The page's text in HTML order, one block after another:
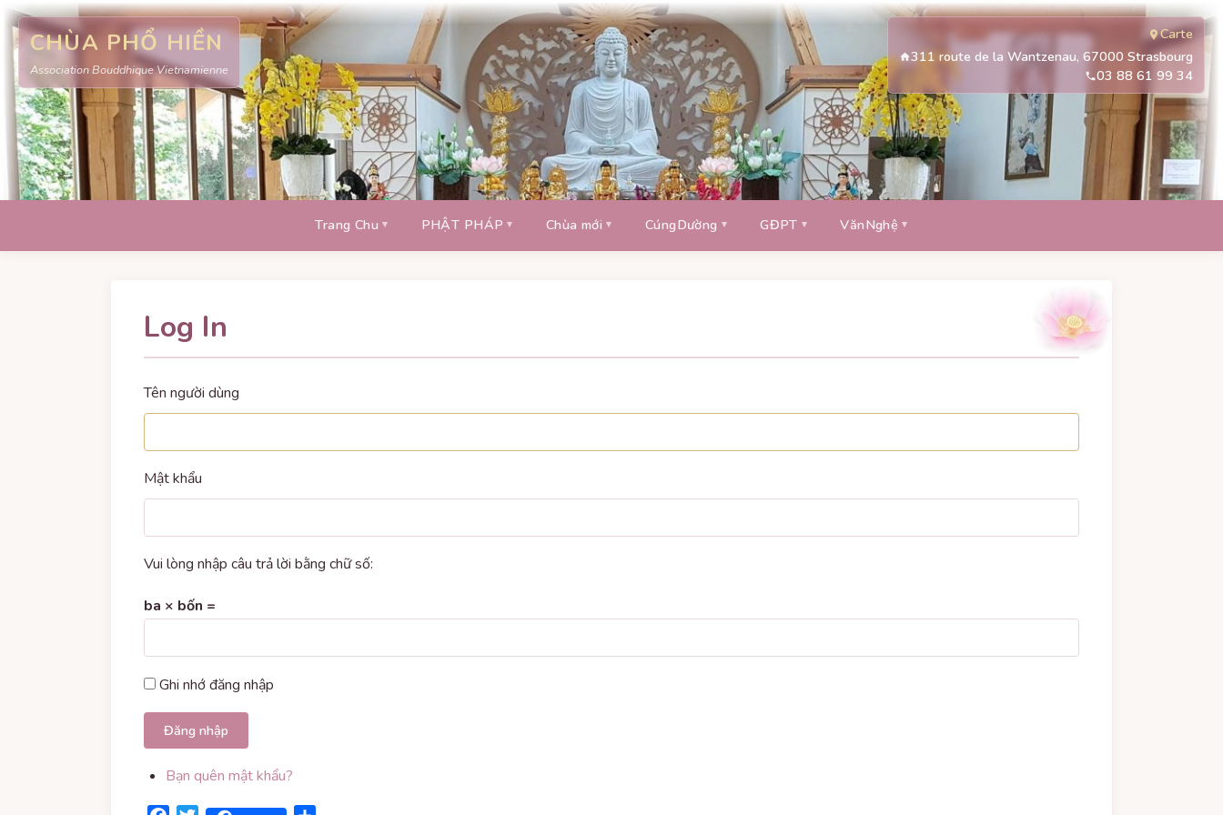
CHÙA PHỔ HIỀN
Association Bouddhique Vietnamienne
Carte
311 route de la Wantzenau, 67000 Strasbourg
03 88 61 99 34
Trang Chu PHẬT PHÁP Chùa mới CúngDường GĐPT VănNghệ
Log In
Tên người dùng
Mật khẩu
Vui lòng nhập câu trả lời bằng chữ số:
ba × bốn =
Ghi nhớ đăng nhập
Đăng nhập
Bạn quên mật khẩu?